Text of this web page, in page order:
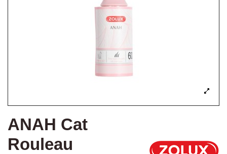
ANAH Cat
Rouleau